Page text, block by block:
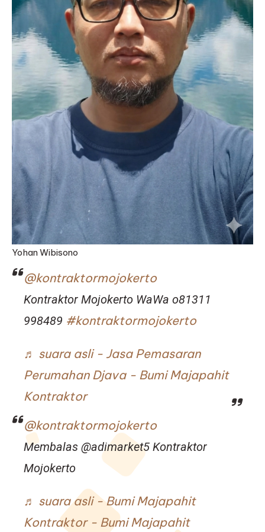
Yohan Wibisono
@kontraktormojokerto
Kontraktor Mojokerto WaWa o81311
998489 #kontraktormojokerto
♬ suara asli - Jasa Pemasaran
Perumahan Djava - Bumi Majapahit
Kontraktor
@kontraktormojokerto
Membalas @adimarket5 Kontraktor
Mojokerto
♬ suara asli - Bumi Majapahit
Kontraktor - Bumi Majapahit